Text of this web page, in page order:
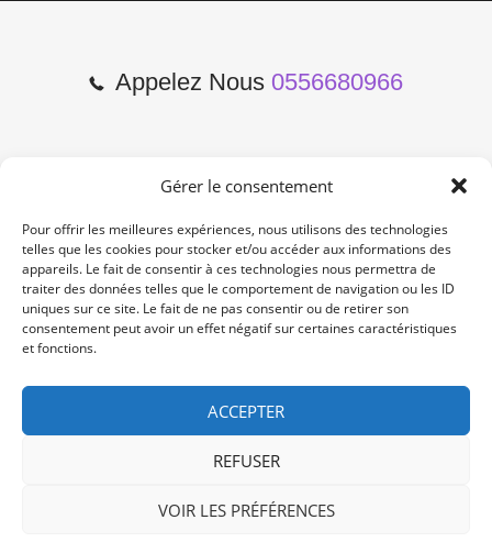
Gérer le consentement
Pour offrir les meilleures expériences, nous utilisons des technologies
telles que les cookies pour stocker et/ou accéder aux informations des
appareils. Le fait de consentir à ces technologies nous permettra de
traiter des données telles que le comportement de navigation ou les ID
uniques sur ce site. Le fait de ne pas consentir ou de retirer son
consentement peut avoir un effet négatif sur certaines caractéristiques
et fonctions.
ACCEPTER
REFUSER
VOIR LES PRÉFÉRENCES
Appelez Nous 0556680966
2 Cours de l'Yser 33800
Bordeaux
Lun-Samedi: 10:00 -19:00
Non Stop
/ /